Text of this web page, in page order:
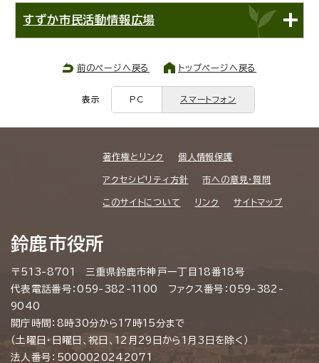
すずか市民活動情報広場
前のページへ戻る トップページへ戻る
表示 PC スマートフォン
著作権とリンク 個人情報保護
アクセシビリティ方針 市への意見・質問
このサイトについて リンク サイトマップ
鈴鹿市役所
〒513-8701 三重県鈴鹿市神戸一丁目18番18号
代表電話番号：059-382-1100 ファクス番号：059-382-
9040
開庁時間：8時30分から17時15分まで
（土曜日・日曜日、祝日、12月29日から1月3日を除く）
法人番号：5000020242071